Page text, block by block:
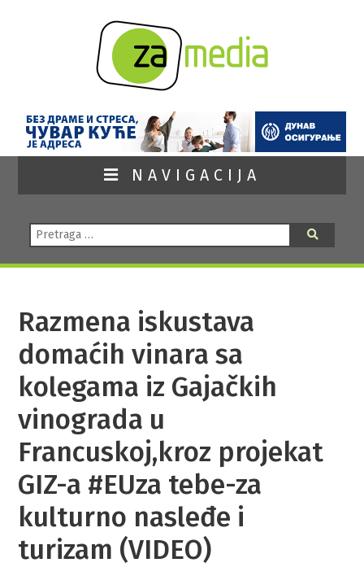
NAVIGACIJA
Pretraga:
Razmena iskustava
domaćih vinara sa
kolegama iz Gajačkih
vinograda u
Francuskoj,kroz projekat
GIZ-a #EUza tebe-za
kulturno nasleđe i
turizam (VIDEO)